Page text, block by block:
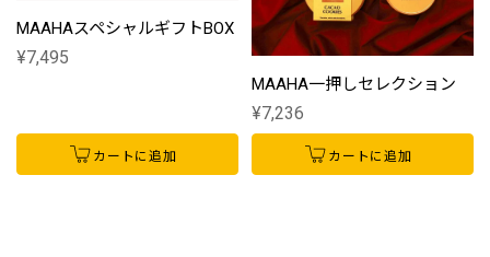
MAAHAスペシャルギフトBOX
¥7,495
カートに追加
MAAHA一押しセレクション
¥7,236
カートに追加